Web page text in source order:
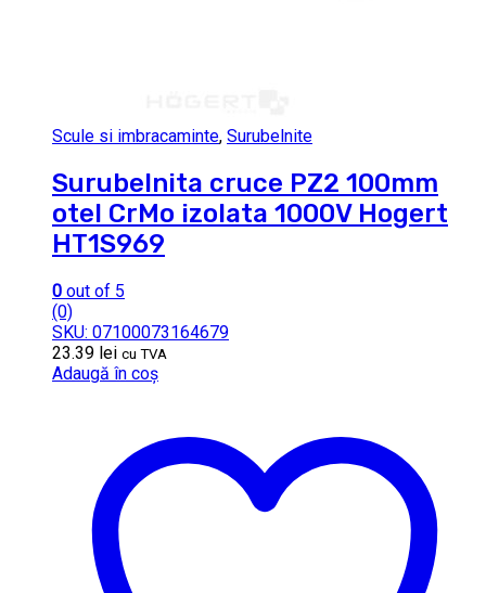
Scule si imbracaminte, Surubelnite
Surubelnita cruce PZ2 100mm
otel CrMo izolata 1000V Hogert
HT1S969
0 out of 5
(0)
SKU: 07100073164679
23.39 lei cu TVA
Adaugă în coș